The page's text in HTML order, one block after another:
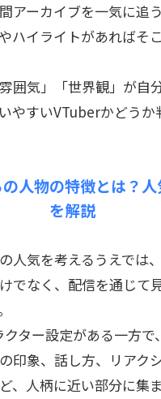
アーカイブを一気に追
ハイライトがあればそ
囲気」「世界観」が自
やすいVTuberかどうか
人物の特徴とは？
を解説
人気を考えるうえでは
でなく、配信を通じて
ター設定がある一方で
印象、話し方、リアク
、人柄に近い部分に集